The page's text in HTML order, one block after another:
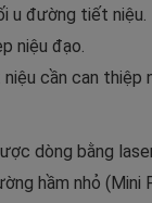
u đường tiết niệu.
niệu đạo.
cần can thiệp
dòng bằng
hầm nhỏ (Mini